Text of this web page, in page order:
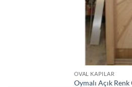
OVAL KAPILAR
Oymalı Açık